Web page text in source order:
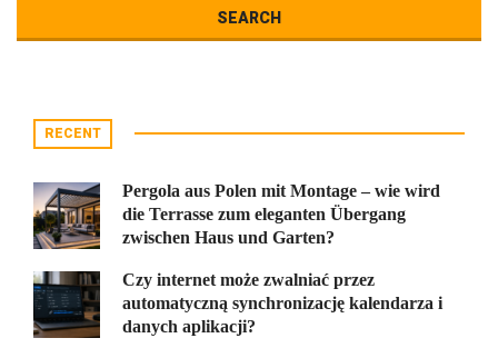
RECENT
Pergola aus Polen mit Montage – wie wird
die Terrasse zum eleganten Übergang
zwischen Haus und Garten?
Czy internet może zwalniać przez
automatyczną synchronizację kalendarza i
danych aplikacji?